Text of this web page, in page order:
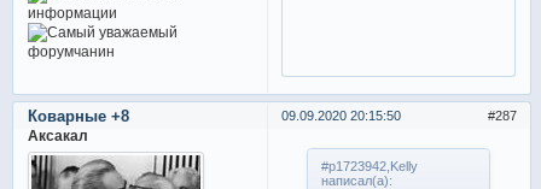
287
09.09.2020 20:15:50
Коварные +8
Аксакал
#p1723942,Kelly
написал(а):